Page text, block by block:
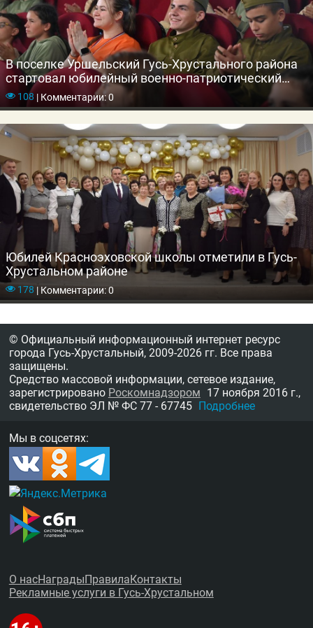
В поселке Уршельский Гусь-Хрустального района
стартовал юбилейный военно-патриотический
слет «Мещёрские зори»
108 |Комментарии: 0
Юбилей Красноэховской школы отметили в Гусь-
Хрустальном районе
178 |Комментарии: 0
© Официальный информационный интернет ресурс
города Гусь-Хрустальный, 2009-2026 гг. Все права
защищены.
Средство массовой информации, сетевое издание,
зарегистрировано Роскомнадзором 17 ноября 2016 г.,
свидетельство ЭЛ № ФС 77 - 67745 Подробнее
Мы в соцсетях:
О насНаграды Правила Контакты
Рекламные услуги в Гусь-Хрустальном